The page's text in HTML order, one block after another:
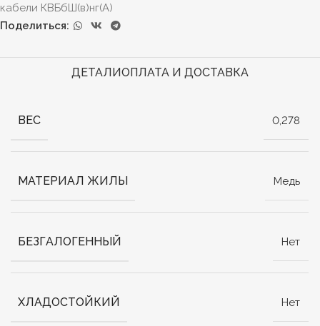
кабели КВБбШ(в)нг(А)
Поделиться:
ДЕТАЛИОПЛАТА И ДОСТАВКА
ВЕС 0,278
МАТЕРИАЛ ЖИЛЫ Медь
БЕЗГАЛОГЕННЫЙ Нет
ХЛАДОСТОЙКИЙ Нет